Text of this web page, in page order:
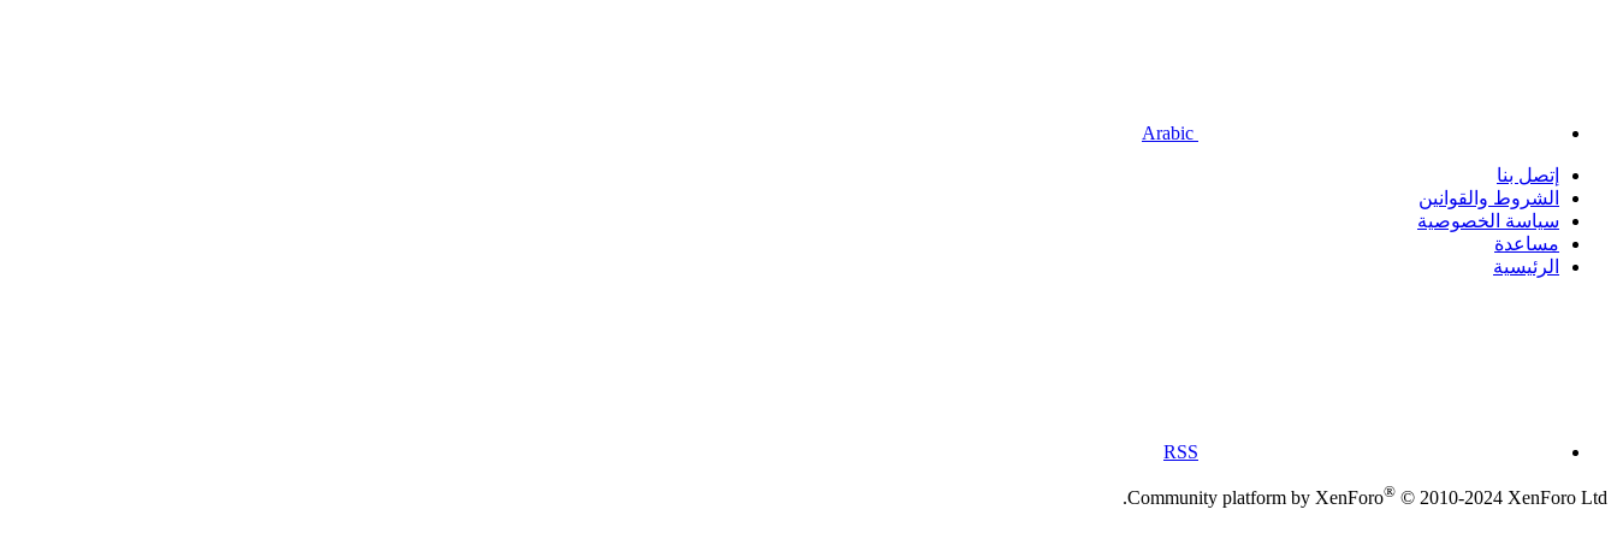
إتصل بنا
الشروط والقوانين
سياسة الخصوصية
مساعدة
الرئيسية
RSS
Community platform by XenForo® © 2010-2024 XenForo Ltd.